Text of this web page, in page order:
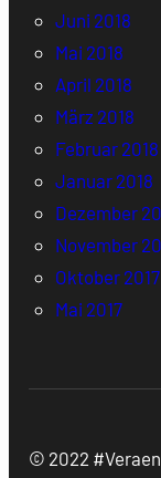
Juni 2018
Mai 2018
April 2018
März 2018
Februar 2018
Januar 2018
Dezember
November
Oktober 2017
Mai 2017
© 2022